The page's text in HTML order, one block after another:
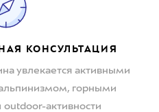
КОНСУЛЬТАЦИЯ
увлекается активными
горными
активности